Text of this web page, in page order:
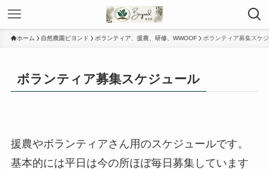
ホーム 自然農園ビヨンド ボランティア、援農、研修、WWOOF ボランティア募集スケ
ボランティア募集スケジュール
援農やボランティアさん用のスケジュールです。
基本的には平日は今の所ほぼ毎日募集しています